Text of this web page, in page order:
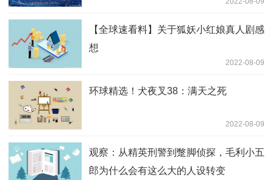
【全球速看料】关于狐妖小红娘真人剧感
想
2022-08-09
环球精选！犬夜叉38：满天之死
2022-08-09
观察：从精英刑警到蹩脚侦探，毛利小五
郎为什么会有这么大的人设转变